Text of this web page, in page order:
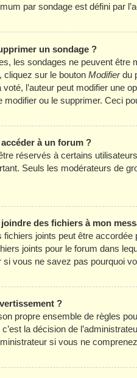
par sondage est défini par
un sondage ?
les sondages ne peuvent être
cliquez sur le bouton Modifierdu
voté, l’auteur peut modifier une
modifier ou le supprimer. Ceci
à un forum ?
réservés à certains
Seuls les modérateurs de
des fichiers à mon
fichiers joints peut être
joints pour le forum dans
si vous ne savez pas pourquoi
?
propre ensemble de règles
la décision de
si vous ne